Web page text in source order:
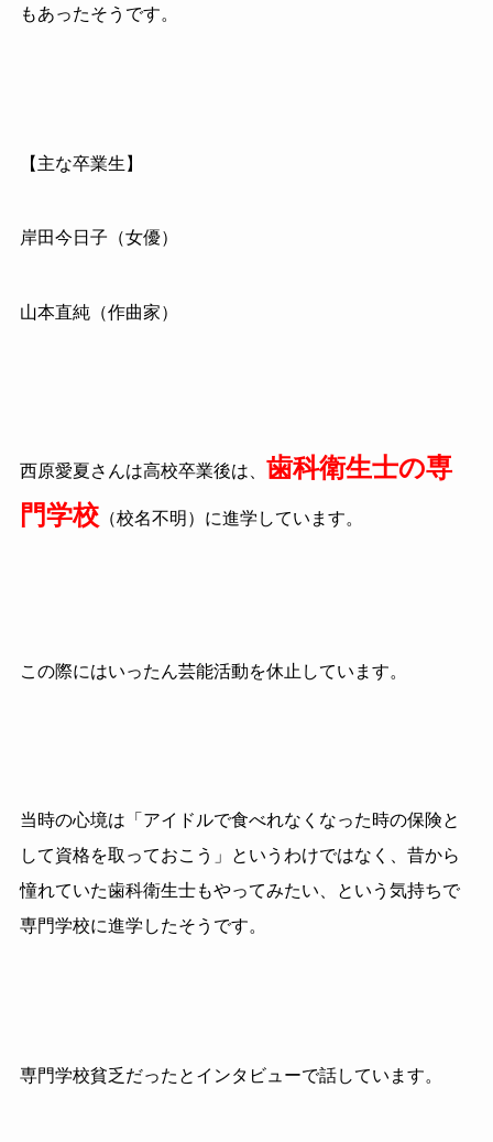
もあったそうです。
【主な卒業生】
岸田今日子（女優）
山本直純（作曲家）
西原愛夏さんは高校卒業後は、 歯科衛生士の専
門学校（校名不明）に進学しています。
この際にはいったん芸能活動を休止しています。
当時の心境は「アイドルで食べれなくなった時の保険と
して資格を取っておこう」というわけではなく、昔から
憧れていた歯科衛生士もやってみたい、という気持ちで
専門学校に進学したそうです。
専門学校貧乏だったとインタビューで話しています。